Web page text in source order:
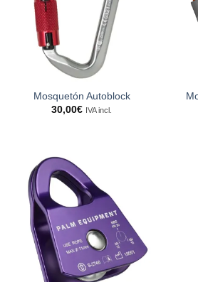
Mosquetón Autoblock
30,00€ IVA incl.